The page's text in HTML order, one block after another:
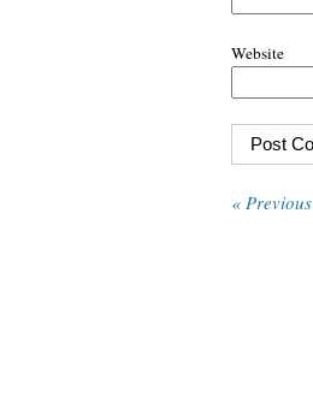
Website
« Previous